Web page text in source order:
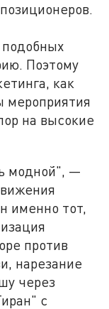
Поэтому
как
мероприятия
на высокие
модной", —
именно тот,
против
нарезание
через
с